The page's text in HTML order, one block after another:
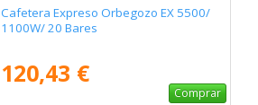
Cafetera Expreso Orbegozo EX 5500/
1100W/ 20 Bares
120,43 €
Comprar